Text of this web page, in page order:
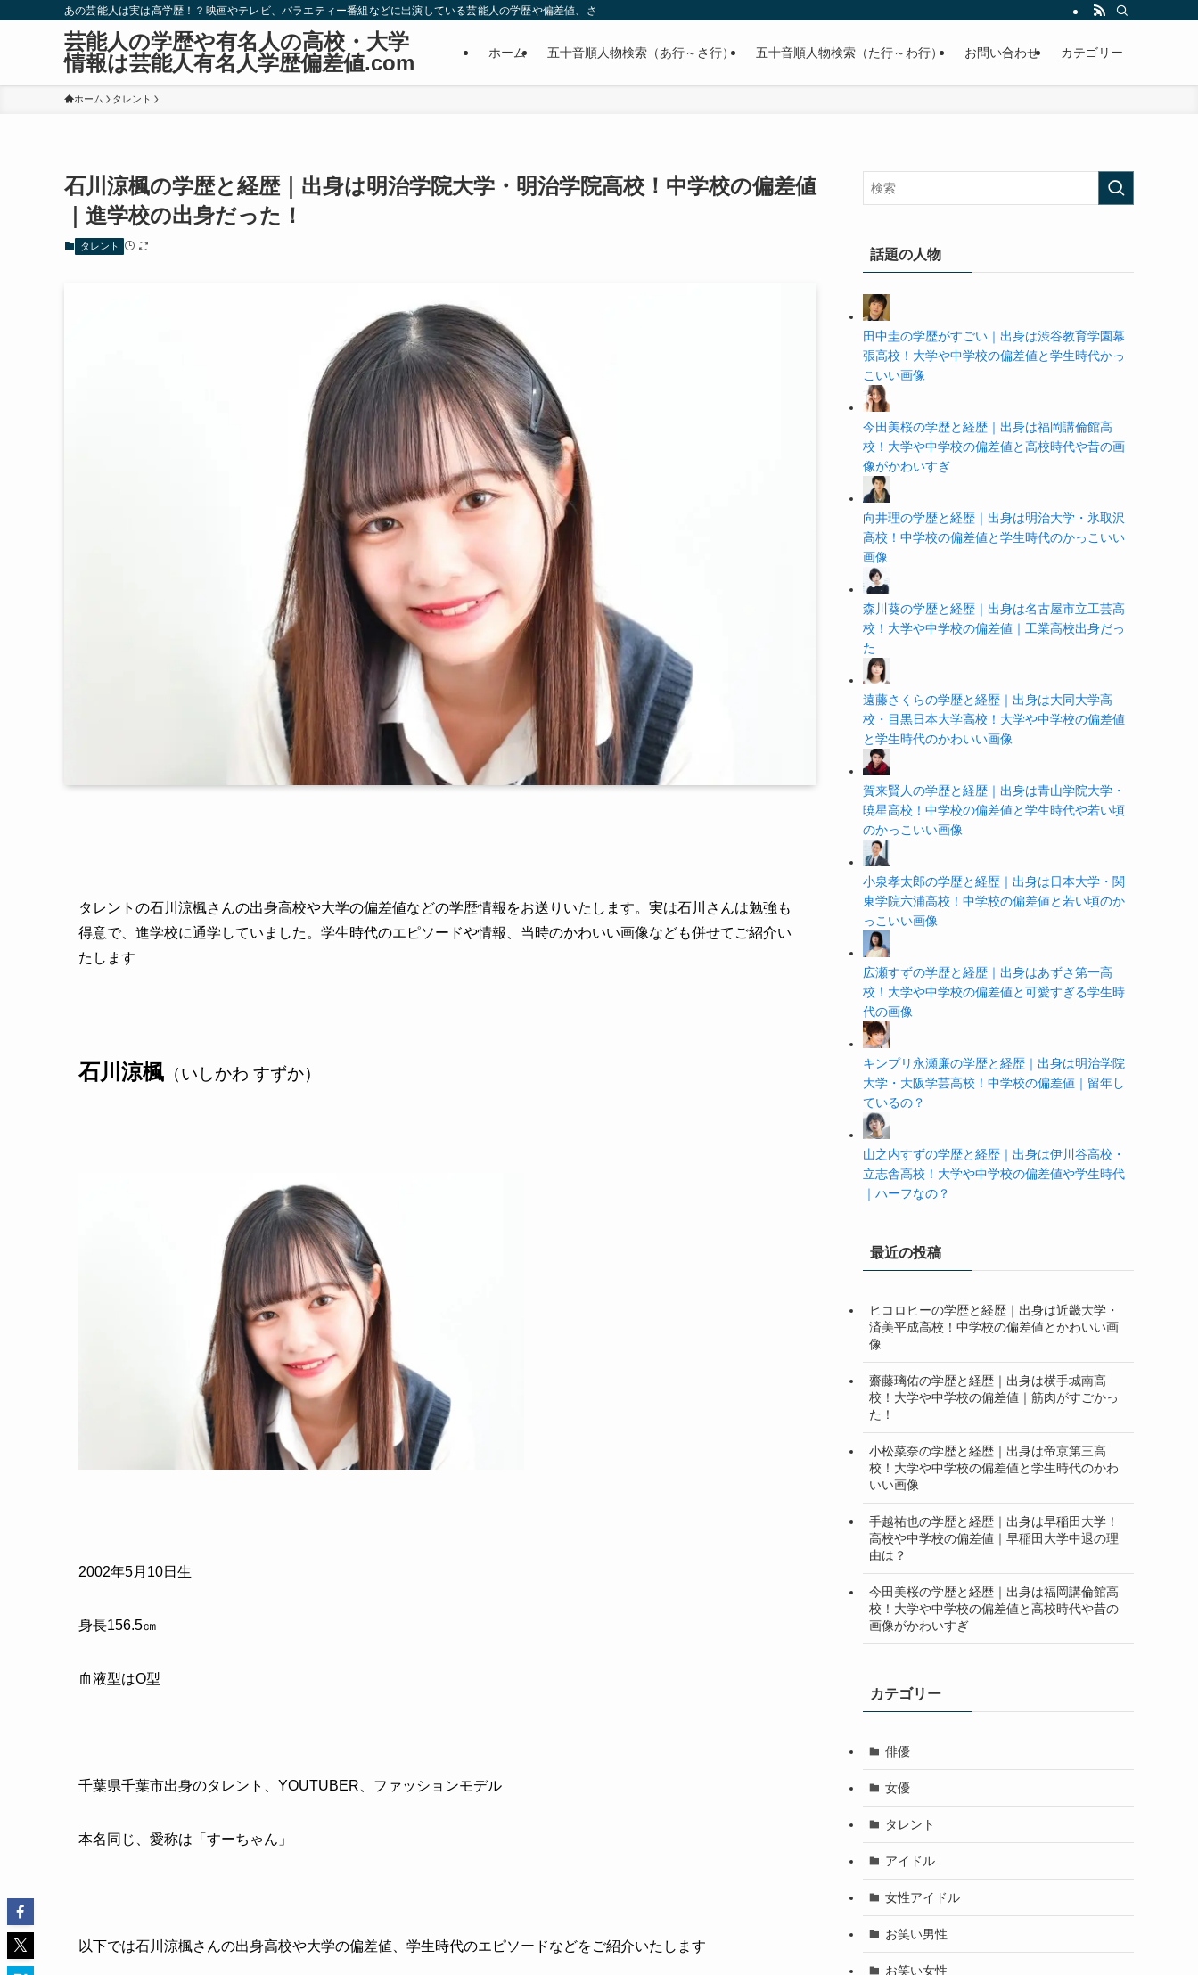
あの芸能人は実は高学歴！？映画やテレビ、バラエティー番組などに出演している芸能人の学歴や偏差値、さらに政治家やスポーツ選手などの有名人の学歴や高校・大学の偏差値まで紹介していきます。
芸能人の学歴や有名人の高校・大学
情報は芸能人有名人学歴偏差値.com
ホーム 五十音順人物検索（あ行～さ行） 五十音順人物検索（た行～わ行） お問い合わせ カテゴリー
ホーム タレント
石川涼楓の学歴と経歴｜出身は明治学院大学・明治学院高校！中学校の偏差値
｜進学校の出身だった！
タレント
タレントの石川涼楓さんの出身高校や大学の偏差値などの学歴情報をお送りいたします。実は石川さんは勉強も
得意で、進学校に通学していました。学生時代のエピソードや情報、当時のかわいい画像なども併せてご紹介い
たします
石川涼楓 （いしかわ すずか）
2002年5月10日生
身長156.5㎝
血液型はO型
千葉県千葉市出身のタレント、YOUTUBER、ファッションモデル
本名同じ、愛称は「すーちゃん」
以下では石川涼楓さんの出身高校や大学の偏差値、学生時代のエピソードなどをご紹介いたします
話題の人物
田中圭の学歴がすごい｜出身は渋谷教育学園幕
張高校！大学や中学校の偏差値と学生時代かっ
こいい画像
今田美桜の学歴と経歴｜出身は福岡講倫館高
校！大学や中学校の偏差値と高校時代や昔の画
像がかわいすぎ
向井理の学歴と経歴｜出身は明治大学・氷取沢
高校！中学校の偏差値と学生時代のかっこいい
画像
森川葵の学歴と経歴｜出身は名古屋市立工芸高
校！大学や中学校の偏差値｜工業高校出身だっ
た
遠藤さくらの学歴と経歴｜出身は大同大学高
校・目黒日本大学高校！大学や中学校の偏差値
と学生時代のかわいい画像
賀来賢人の学歴と経歴｜出身は青山学院大学・
暁星高校！中学校の偏差値と学生時代や若い頃
のかっこいい画像
小泉孝太郎の学歴と経歴｜出身は日本大学・関
東学院六浦高校！中学校の偏差値と若い頃のか
っこいい画像
広瀬すずの学歴と経歴｜出身はあずさ第一高
校！大学や中学校の偏差値と可愛すぎる学生時
代の画像
キンプリ永瀬廉の学歴と経歴｜出身は明治学院
大学・大阪学芸高校！中学校の偏差値｜留年し
ているの？
山之内すずの学歴と経歴｜出身は伊川谷高校・
立志舎高校！大学や中学校の偏差値や学生時代
｜ハーフなの？
最近の投稿
ヒコロヒーの学歴と経歴｜出身は近畿大学・
済美平成高校！中学校の偏差値とかわいい画
像
齋藤璃佑の学歴と経歴｜出身は横手城南高
校！大学や中学校の偏差値｜筋肉がすごかっ
た！
小松菜奈の学歴と経歴｜出身は帝京第三高
校！大学や中学校の偏差値と学生時代のかわ
いい画像
手越祐也の学歴と経歴｜出身は早稲田大学！
高校や中学校の偏差値｜早稲田大学中退の理
由は？
今田美桜の学歴と経歴｜出身は福岡講倫館高
校！大学や中学校の偏差値と高校時代や昔の
画像がかわいすぎ
カテゴリー
俳優
女優
タレント
アイドル
女性アイドル
お笑い男性
お笑い女性